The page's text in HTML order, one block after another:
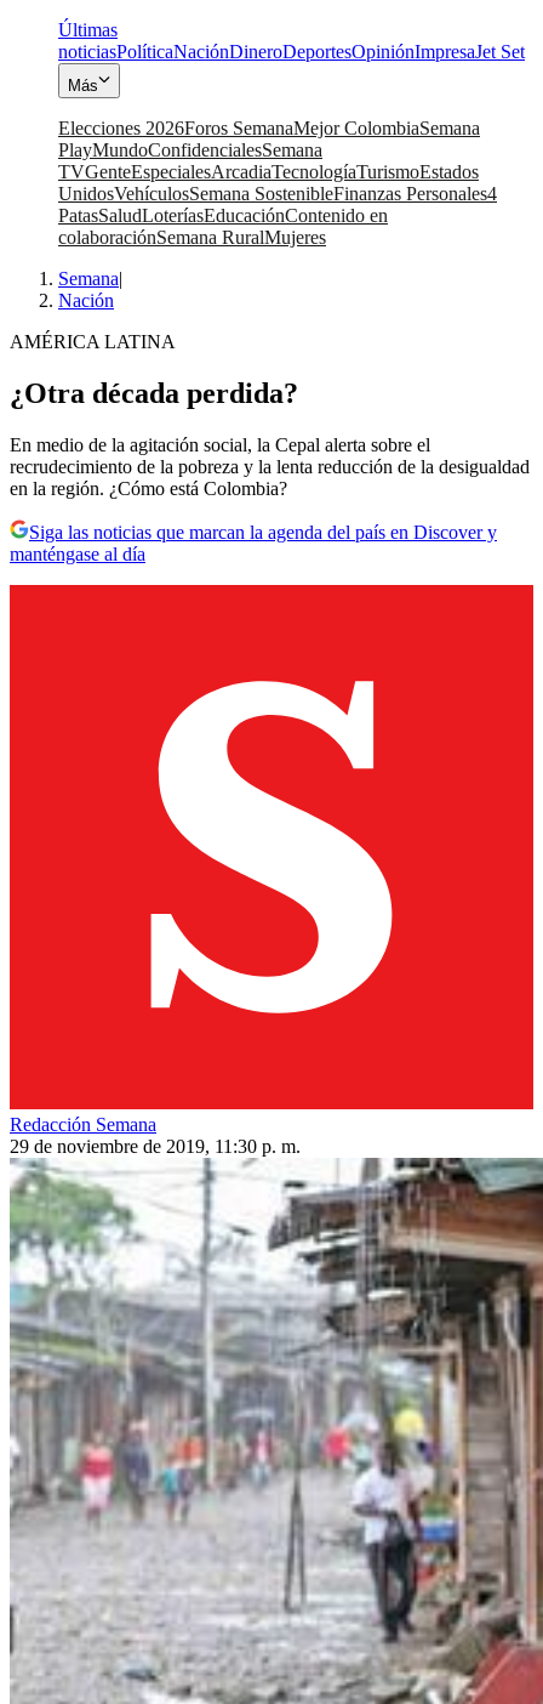
Últimas
noticiasPolíticaNaciónDineroDeportesOpiniónImpresaJet Set
Más
Elecciones 2026Foros SemanaMejor ColombiaSemana
PlayMundoConfidencialesSemana
TVGenteEspecialesArcadiaTecnologíaTurismoEstados
UnidosVehículosSemana SostenibleFinanzas Personales4
PatasSaludLoteríasEducaciónContenido en
colaboraciónSemana RuralMujeres
Semana|
Nación
AMÉRICA LATINA
¿Otra década perdida?
En medio de la agitación social, la Cepal alerta sobre el
recrudecimiento de la pobreza y la lenta reducción de la desigualdad
en la región. ¿Cómo está Colombia?
Siga las noticias que marcan la agenda del país en Discover y
manténgase al día
Redacción Semana
29 de noviembre de 2019, 11:30 p. m.